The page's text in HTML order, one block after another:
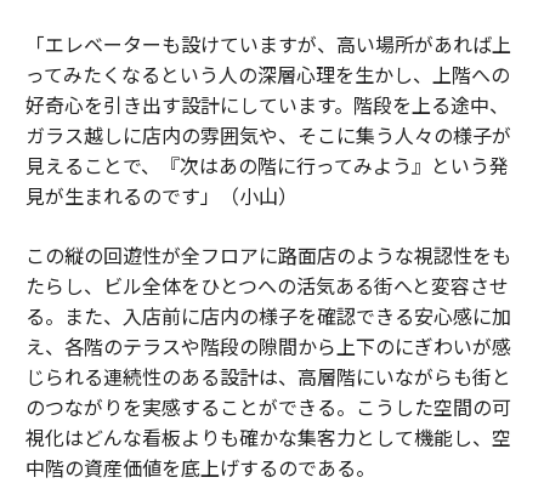
「エレベーターも設けていますが、高い場所があれば上
ってみたくなるという人の深層心理を生かし、上階への
好奇心を引き出す設計にしています。階段を上る途中、
ガラス越しに店内の雰囲気や、そこに集う人々の様子が
見えることで、『次はあの階に行ってみよう』という発
見が生まれるのです」（小山）
この縦の回遊性が全フロアに路面店のような視認性をも
たらし、ビル全体をひとつへの活気ある街へと変容させ
る。また、入店前に店内の様子を確認できる安心感に加
え、各階のテラスや階段の隙間から上下のにぎわいが感
じられる連続性のある設計は、高層階にいながらも街と
のつながりを実感することができる。こうした空間の可
視化はどんな看板よりも確かな集客力として機能し、空
中階の資産価値を底上げするのである。